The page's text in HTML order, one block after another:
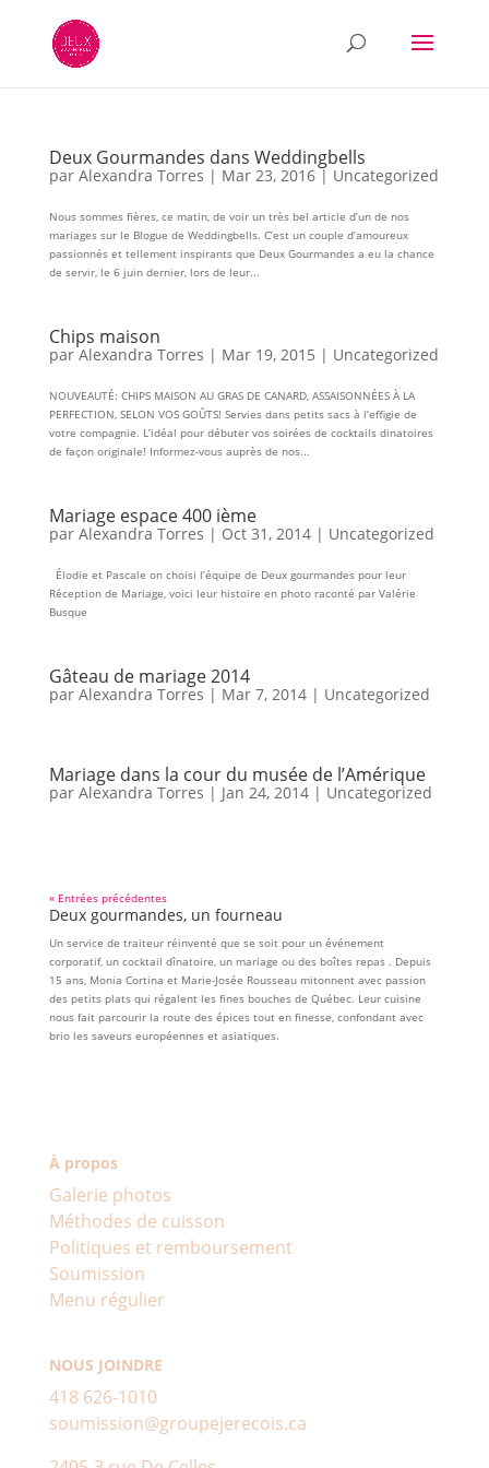
Deux Gourmandes dans Weddingbells
par Alexandra Torres | Mar 23, 2016| Uncategorized
Nous sommes fières, ce matin, de voir un très bel article d’un de nos
mariages sur le Blogue de Weddingbells. C’est un couple d’amoureux
passionnés et tellement inspirants que Deux Gourmandes a eu la chance
de servir, le 6 juin dernier, lors de leur...
Chips maison
parAlexandra Torres | Mar 19, 2015 | Uncategorized
NOUVEAUTÉ: CHIPS MAISON AU GRAS DE CANARD, ASSAISONNÉES À LA
PERFECTION, SELON VOS GOÛTS! Servies dans petits sacs à l’effigie de
votre compagnie. L’idéal pour débuter vos soirées de cocktails dinatoires
de façon originale! Informez-vous auprès de nos...
Mariage espace 400 ième
par Alexandra Torres | Oct 31, 2014| Uncategorized
Élodie et Pascale on choisi l’équipe de Deux gourmandes pour leur
Réception de Mariage, voici leur histoire en photo raconté par Valérie
Busque
Gâteau de mariage 2014
par Alexandra Torres | Mar 7, 2014| Uncategorized
Mariage dans la cour du musée de l’Amérique
par Alexandra Torres | Jan 24, 2014| Uncategorized
« Entrées précédentes
Deux gourmandes, un fourneau
Un service de traiteur réinventé que se soit pour un événement
corporatif, un cocktail dînatoire, un mariage ou des boîtes repas . Depuis
15 ans, Monia Cortina et Marie-Josée Rousseau mitonnent avec passion
des petits plats qui régalent les fines bouches de Québec. Leur cuisine
nous fait parcourir la route des épices tout en finesse, confondant avec
brio les saveurs européennes et asiatiques.
À propos
Galerie photos
Méthodes de cuisson
Politiques et remboursement
Soumission
Menu régulier
NOUS JOINDRE
418 626-1010
soumission@groupejerecois.ca